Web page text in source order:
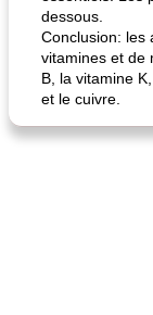
dessous.
Conclusion: les
vitamines et de
B, la vitamine
et le cuivre.